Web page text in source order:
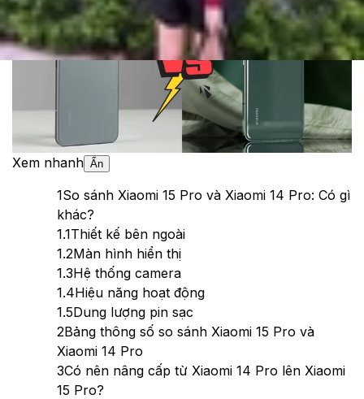
Xem nhanh Ẩn
1So sánh Xiaomi 15 Pro và Xiaomi 14 Pro: Có gì
khác?
1.1Thiết kế bên ngoài
1.2Màn hình hiển thị
1.3Hệ thống camera
1.4Hiệu năng hoạt động
1.5Dung lượng pin sạc
2Bảng thông số so sánh Xiaomi 15 Pro và
Xiaomi 14 Pro
3Có nên nâng cấp từ Xiaomi 14 Pro lên Xiaomi
15 Pro?